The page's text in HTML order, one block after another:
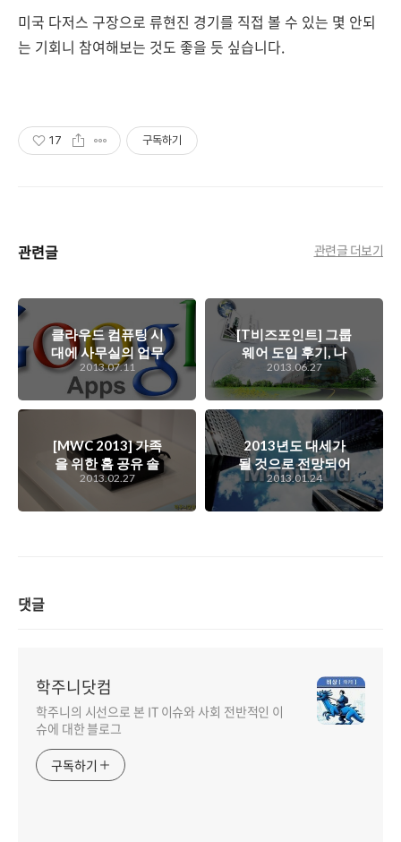
미국 다저스 구장으로 류현진 경기를 직접 볼 수 있는 몇 안되
는 기회니 참여해보는 것도 좋을 듯 싶습니다.
17 구독하기
관련글 관련글 더보기
클라우드 컴퓨팅 시
대에 사무실의 업무
패턴을 바꾸고 있는
웹오피스에 대해
서...
2013.07.11
[T비즈포인트] 그룹
웨어 도입 후기, 나
노시스템
2013.06.27
[MWC 2013] 가족
을 위한 홈 공유 솔
루션. 온 가족의 컨
텐츠를 저장하고 공
유하는 홈싱크
2013.02.27
2013년도 대세가
될 것으로 전망되어
지는 모빌라우드 컴
퓨팅. 이미 대세가
된 모바일과 클라우
2013.01.24
댓글
학주니닷컴
학주니의 시선으로 본 IT 이슈와 사회 전반적인 이
슈에 대한 블로그
구독하기